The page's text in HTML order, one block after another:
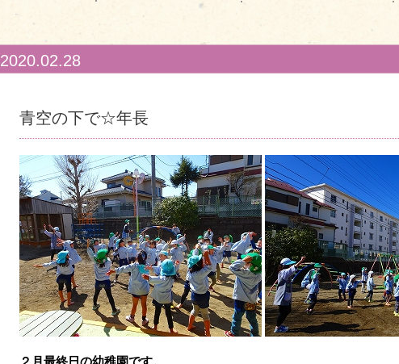
2020.02.28
青空の下で☆年長